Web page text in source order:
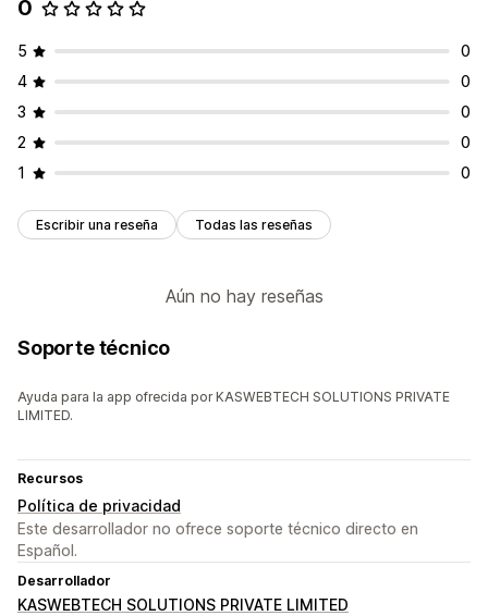
0
5
0
4
0
3
0
2
0
1
0
Escribir una reseña Todas las reseñas
Aún no hay reseñas
Soporte técnico
Ayuda para la app ofrecida por KASWEBTECH SOLUTIONS PRIVATE
LIMITED.
Recursos
Política de privacidad
Este desarrollador no ofrece soporte técnico directo en
Español.
Desarrollador
KASWEBTECH SOLUTIONS PRIVATE LIMITED